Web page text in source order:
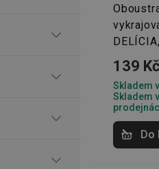
139 Kč
Skladem
Skladem
Do